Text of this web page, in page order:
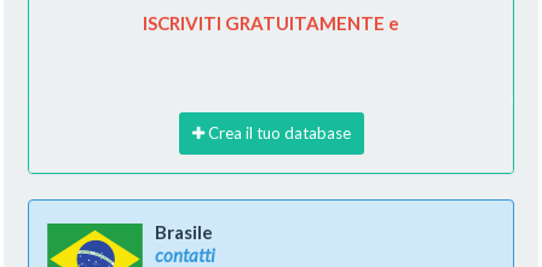
ISCRIVITI GRATUITAMENTE e
Crea il tuo database
Brasile
contatti